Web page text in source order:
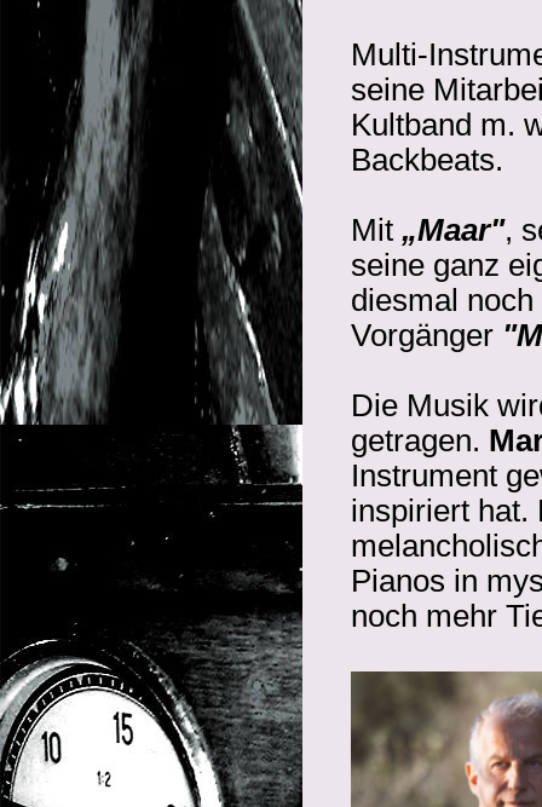
Multi-
seine
Kultband m.
Backbeats.
Mit „Maar",
seine ganz
diesmal
Vorgänger
Die Musik
getragen.
Instrument
inspiriert hat.
Pianos in
noch mehr